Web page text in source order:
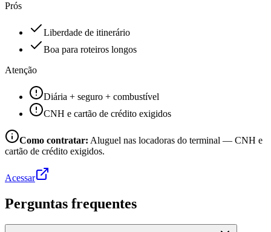
Prós
Liberdade de itinerário
Boa para roteiros longos
Atenção
Diária + seguro + combustível
CNH e cartão de crédito exigidos
Como contratar: Aluguel nas locadoras do terminal — CNH e
cartão de crédito exigidos.
Acessar
Perguntas frequentes